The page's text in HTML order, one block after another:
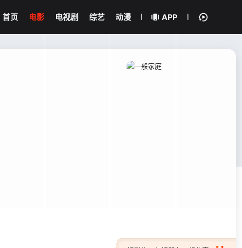
首页 电影 电视剧 综艺 动漫 APP